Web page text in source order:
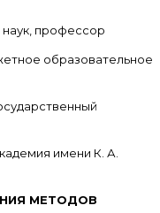
наук, профессор
образовательное
имени К. А.
МЕТОДОВ